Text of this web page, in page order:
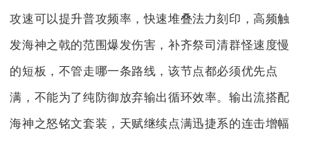
攻速可以提升普攻频率，快速堆叠法力刻印，高频触
发海神之戟的范围爆发伤害，补齐祭司清群怪速度慢
的短板，不管走哪一条路线，该节点都必须优先点
满，不能为了纯防御放弃输出循环效率。输出流搭配
海神之怒铭文套装，天赋继续点满迅捷系的连击增幅